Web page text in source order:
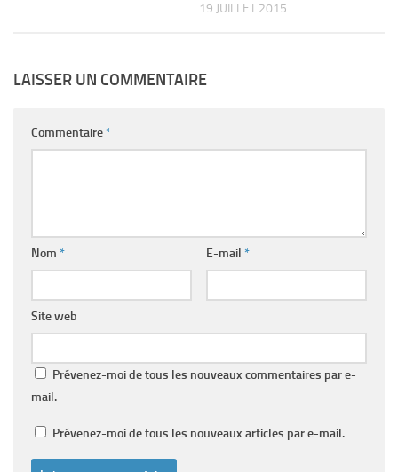
19 JUILLET 2015
LAISSER UN COMMENTAIRE
Commentaire*
Nom * E-mail *
Site web
Prévenez-moi de tous les nouveaux commentaires par e-
mail.
Prévenez-moi de tous les nouveaux articles par e-mail.